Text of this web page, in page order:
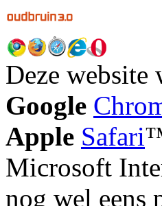
Deze website
Google
Apple Safari
Microsoft
nog wel eens